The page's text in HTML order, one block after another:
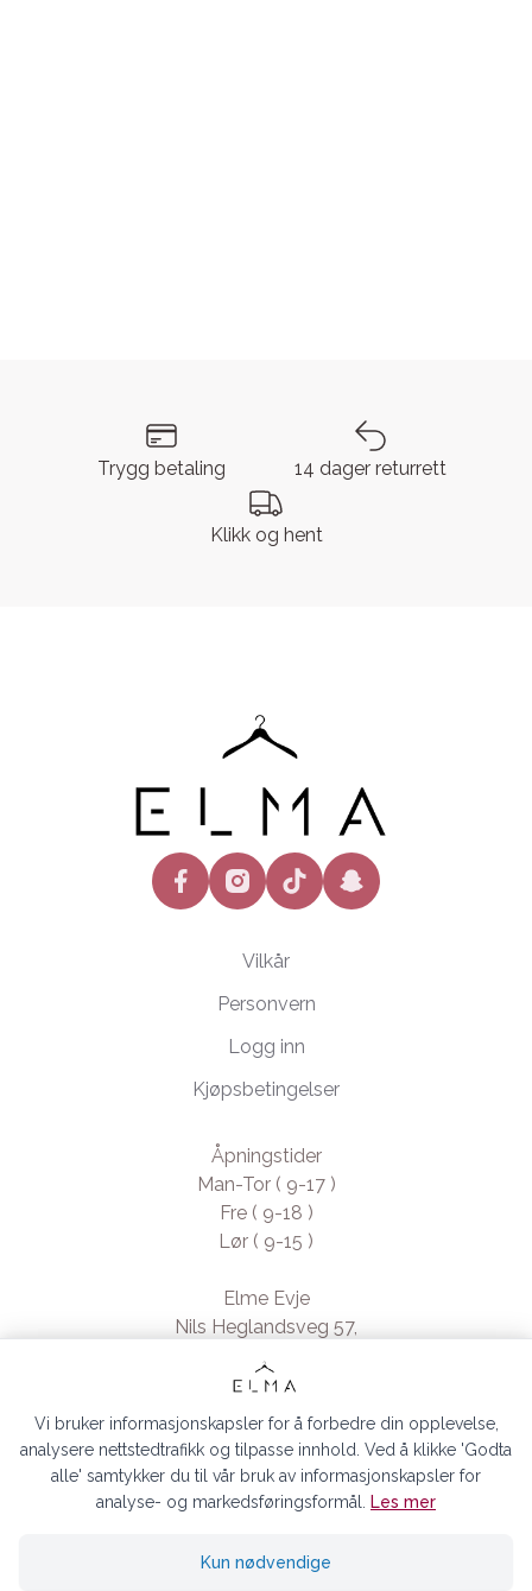
Trygg betaling 14 dager returrett
Klikk og hent
facebookinstagramtiktok snapchat
Vilkår
Personvern
Logg inn
Kjøpsbetingelser
Åpningstider
Man-Tor ( 9-17 )
Fre ( 9-18 )
Lør ( 9-15 )
Elme Evje
Nils Heglandsveg 57,
4735 Evje, Norway
- Org. nr. 923370994
Vi bruker informasjonskapsler for å forbedre din opplevelse,
analysere nettstedtrafikk og tilpasse innhold. Ved å klikke 'Godta
alle' samtykker du til vår bruk av informasjonskapsler for
analyse- og markedsføringsformål.
Les mer
Kun nødvendige